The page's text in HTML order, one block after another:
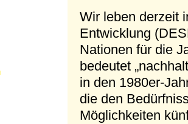
Wir leben derzeit
Entwicklung
Nationen für die
bedeutet
in den 1980er-
die den
Möglichkeiten